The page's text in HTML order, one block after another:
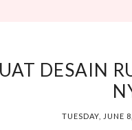
DESAIN
TUESDAY, JUNE